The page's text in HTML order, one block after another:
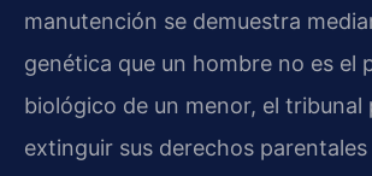
manutención se demuestra
genética que un hombre no es el
biológico de un menor, el tribunal
extinguir sus derechos parentales